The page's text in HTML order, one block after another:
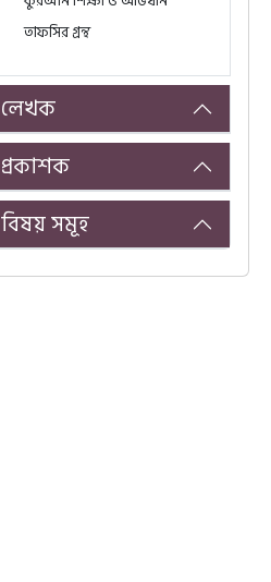
তাফসির গ্রন্থ
AL-HIDAYAH | Islamic
Studies
মহিমান্বিত কুরআন
সবার জন্য আরবি
আল আরাবিয়্যাতু বাইনা
ইয়াদায়িক
শিক্ষকদের বইসমূহ
শিক্ষার্থীদের বইসমূহ
লেখক
প্রকাশক
বিষয় সমূহ